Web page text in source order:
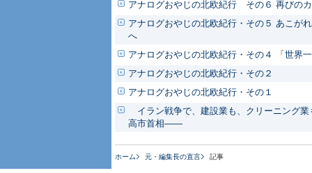
アナログおやじの北欧紀行 その６ 再びの
アナログおやじの北欧紀行・その５ あこが
へ
アナログおやじの北欧紀行・その４ 「世界
アナログおやじの北欧紀行・その２
アナログおやじの北欧紀行・その１
イラン戦争で、建設業も、クリーニング
高市首相――
ホーム 元・編集長の直言 記事